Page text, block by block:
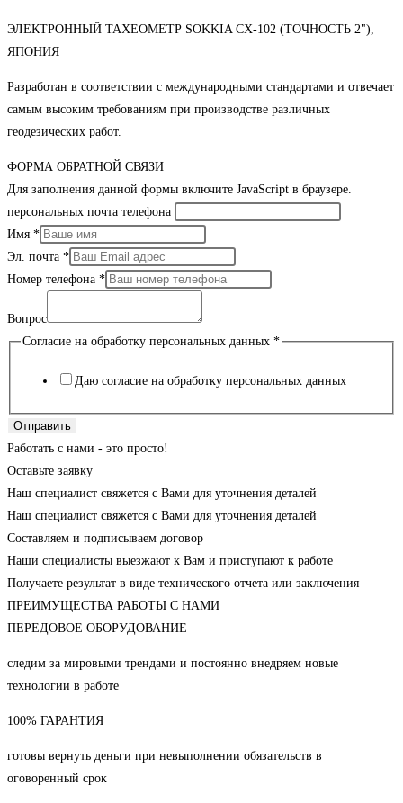
ЭЛЕКТРОННЫЙ ТАХЕОМЕТР SOKKIA CX-102 (ТОЧНОСТЬ 2"),
ЯПОНИЯ
Разработан в соответствии с международными стандартами и отвечает
самым высоким требованиям при производстве различных
геодезических работ.
ФОРМА ОБРАТНОЙ СВЯЗИ
Для заполнения данной формы включите JavaScript в браузере.
персональных почта телефона
Имя *
Эл. почта *
Номер телефона *
Вопрос
Согласие на обработку персональных данных *
Даю согласие на обработку персональных данных
Отправить
Работать с нами - это просто!
Оставьте заявку
Наш специалист свяжется с Вами для уточнения деталей
Наш специалист свяжется с Вами для уточнения деталей
Составляем и подписываем договор
Наши специалисты выезжают к Вам и приступают к работе
Получаете результат в виде технического отчета или заключения
ПРЕИМУЩЕСТВА РАБОТЫ С НАМИ
ПЕРЕДОВОЕ ОБОРУДОВАНИЕ
следим за мировыми трендами и постоянно внедряем новые
технологии в работе
100% ГАРАНТИЯ
готовы вернуть деньги при невыполнении обязательств в
оговоренный срок